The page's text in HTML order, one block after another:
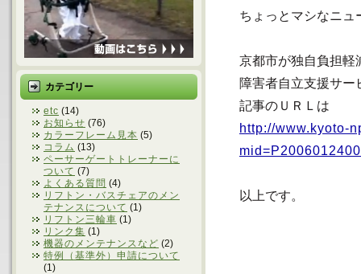
カテゴリー
etc (14)
お知らせ (76)
カラーフレーム見本 (5)
コラム (13)
ペーサーゲートトレーナーに
ついて (7)
よくある質問 (4)
リフトン・バスチェアのメン
テナンスについて (1)
リフトン三輪車 (1)
リンク集 (1)
機器のメンテナンスなど (2)
特例（基準外）申請について
(1)
ちょっとマシなニュ
京都市が独自負担
障害者自立支援サー
記事のＵＲＬは
http://www.kyoto-
以上です。